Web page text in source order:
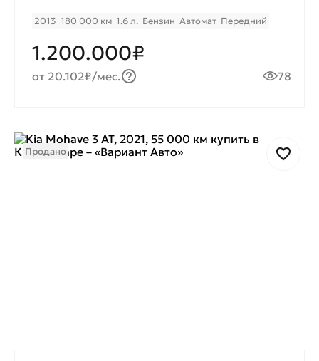
2013 180 000 км 1.6 л. Бензин Автомат Передний
1.200.000₽
от 20.102₽/мес. 78
Продано